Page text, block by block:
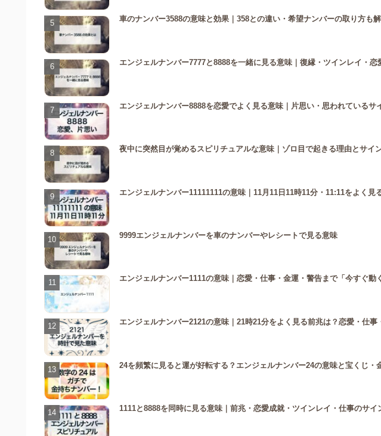
車のナンバー3588の意味と効果｜358との違い・希望ナンバーの取り方も
エンジェルナンバー7777と8888を一緒に見る意味｜復縁・ツインレイ・恋
エンジェルナンバー8888を恋愛でよく見る意味｜片思い・思われているサ
夜中に突然目が覚めるスピリチュアルな意味｜ゾロ目で起きる理由とサイ
エンジェルナンバー11111111の意味｜11月11日11時11分・11:11をよく見
9999エンジェルナンバーを車のナンバーやレシートで見る意味
エンジェルナンバー1111の意味｜恋愛・仕事・金運・警告まで「今すぐ動
エンジェルナンバー2121の意味｜21時21分をよく見る前兆は？恋愛・仕
24を頻繁に見ると運が好転する？エンジェルナンバー24の意味と宝くじ・
1111と8888を同時に見る意味｜前兆・恋愛成就・ツインレイ・仕事のサイ